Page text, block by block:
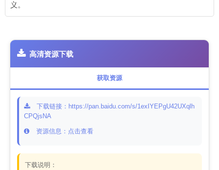
义。
高清资源下载
获取资源
下载链接：https://pan.baidu.com/s/1exIYEPgU42UXqlh
CPQjsNA
资源信息：点击查看
下载说明：